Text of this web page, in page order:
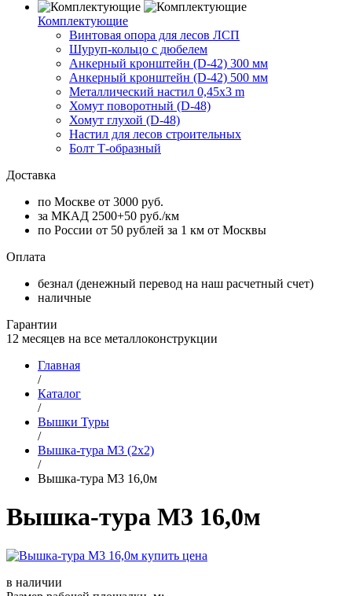
Комплектующие
Винтовая опора для лесов ЛСП
Шуруп-кольцо с дюбелем
Анкерный кронштейн (D-42) 300 мм
Анкерный кронштейн (D-42) 500 мм
Металлический настил 0,45x3 m
Хомут поворотный (D-48)
Хомут глухой (D-48)
Настил для лесов строительных
Болт Т-образный
Доставка
по Москве от 3000 руб.
за МКАД 2500+50 руб./км
по России от 50 рублей за 1 км от Москвы
Оплата
безнал (денежный перевод на наш расчетный счет)
наличные
Гарантии
12 месяцев на все металлоконструкции
Главная
/
Каталог
/
Вышки Туры
/
Вышка-тура М3 (2х2)
/
Вышка-тура М3 16,0м
Вышка-тура М3 16,0м
в наличии